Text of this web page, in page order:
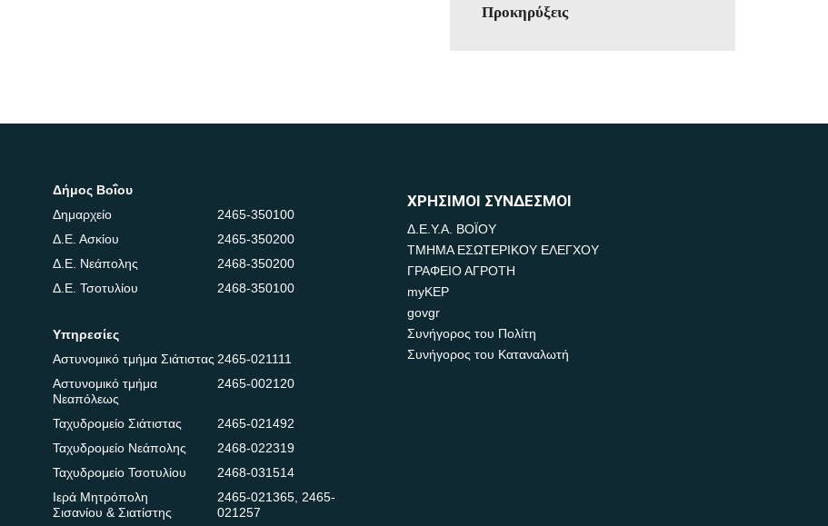
Προκηρύξεις
Δήμος Βοΐου
Δημαρχείο
2465-350100
Δ.Ε. Ασκίου
2465-350200
Δ.Ε. Νεάπολης
2468-350200
Δ.Ε. Τσοτυλίου
2468-350100
Υπηρεσίες
Αστυνομικό τμήμα Σιάτιστας2465-021111
Αστυνομικό τμήμα
Νεαπόλεως
2465-002120
Ταχυδρομείο Σιάτιστας
2465-021492
Ταχυδρομείο Νεάπολης
2468-022319
Ταχυδρομείο Τσοτυλίου
2468-031514
Ιερά Μητρόπολη
Σισανίου & Σιατίστης
2465-021365,2465-
021257
ΧΡΗΣΙΜΟΙ ΣΥΝΔΕΣΜΟΙ
Δ.Ε.Υ.Α. ΒΟΪΟΥ
ΤΜΗΜΑ ΕΣΩΤΕΡΙΚΟΥ ΕΛΕΓΧΟΥ
ΓΡΑΦΕΙΟ ΑΓΡΟΤΗ
myKEP
govgr
Συνήγορος του Πολίτη
Συνήγορος του Καταναλωτή